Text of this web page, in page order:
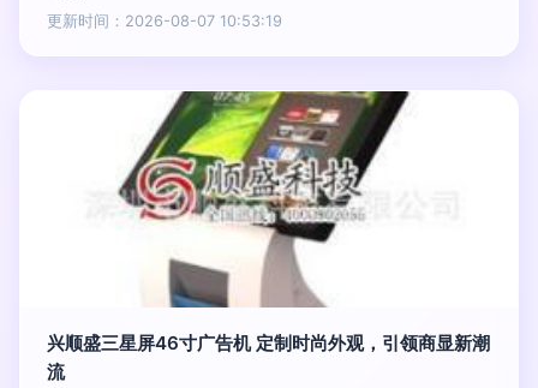
更新时间：2026-08-07 10:53:19
兴顺盛三星屏46寸广告机 定制时尚外观，引领商显新潮
流